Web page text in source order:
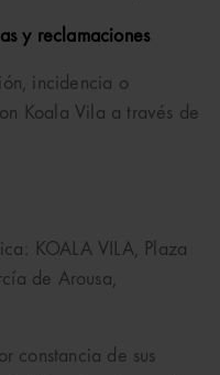
y reclamaciones
incidencia o
Koala Vila a través de
KOALA VILA, Plaza
de Arousa,
constancia de sus